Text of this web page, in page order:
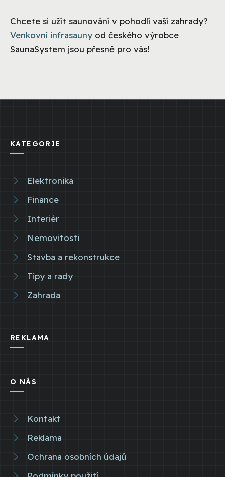
Chcete si užít saunování v pohodlí vaší zahrady?
Venkovní infrasauny od českého výrobce
SaunaSystem jsou přesně pro vás!
KATEGORIE
Elektronika
Finance
Interiér
Nemovitosti
Stavba a rekonstrukce
Tipy a rady
Zahrada
REKLAMA
O NÁS
Kontakt
Reklama
Ochrana osobních údajů